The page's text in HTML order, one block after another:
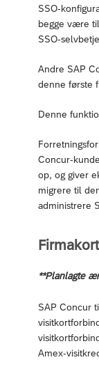
SSO-
begge være
SSO-
Andre SAP
denne første
Denne
Concur-
op, og giver
migrere til
administrere
Firmakort
**Planlagte
SAP Concur
Amex-